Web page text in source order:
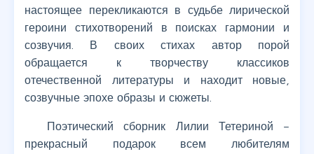
настоящее перекликаются в судьбе лирической
героини стихотворений в поисках гармонии и
созвучия. В своих стихах автор порой
обращается к творчеству классиков
отечественной литературы и находит новые,
созвучные эпохе образы и сюжеты.
Поэтический сборник Лилии Тетериной –
прекрасный подарок всем любителям